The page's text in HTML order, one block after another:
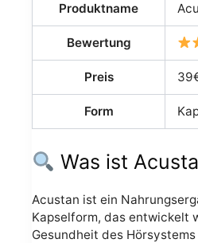
Produktname
Bewertung
Preis
Form
Was ist
Acustan ist ein
Kapselform, das entwickelt
Gesundheit des